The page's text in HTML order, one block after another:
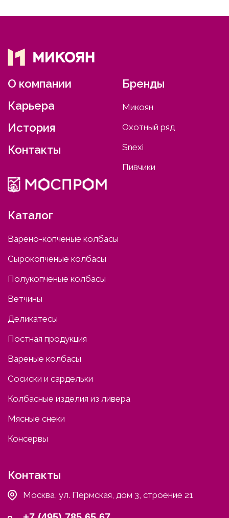
О компании
Карьера
История
Контакты
Бренды
Микоян
Охотный ряд
Snexi
Пивчики
Каталог
Варено-копченые колбасы
Сырокопченые колбасы
Полукопченые колбасы
Ветчины
Деликатесы
Постная продукция
Вареные колбасы
Сосиски и сардельки
Колбасные изделия из ливера
Мясные снеки
Консервы
Контакты
Москва, ул. Пермская, дом 3, строение 21